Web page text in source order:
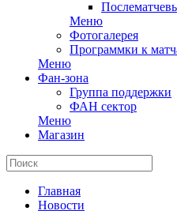
Меню
Фотогалерея
Программки к
Меню
Фан-зона
Группа поддержки
ФАН сектор
Меню
Магазин
Главная
Новости